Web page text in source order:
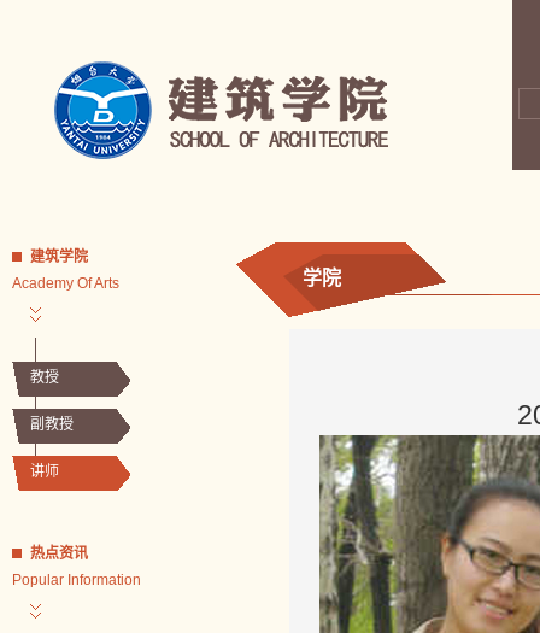
建筑学院
Academy Of Arts
教授
副教授
讲师
热点资讯
Popular Information
学院